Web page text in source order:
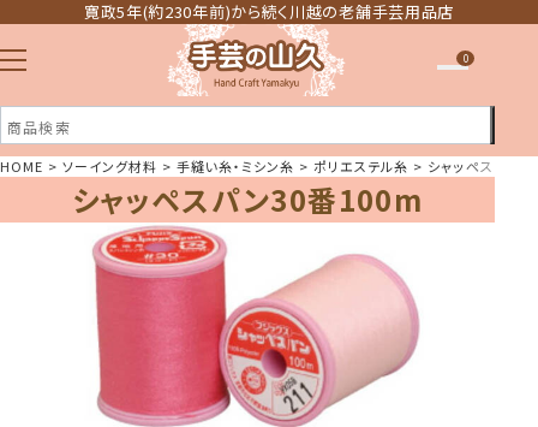
寛政5年(約230年前)から続く川越の老舗手芸用品店
注文履歴
ほしい物リスト
0
HOME ソーイング材料 手縫い糸・ミシン糸 ポリエステル糸 シャッペスパン
シャッペスパン30番100m